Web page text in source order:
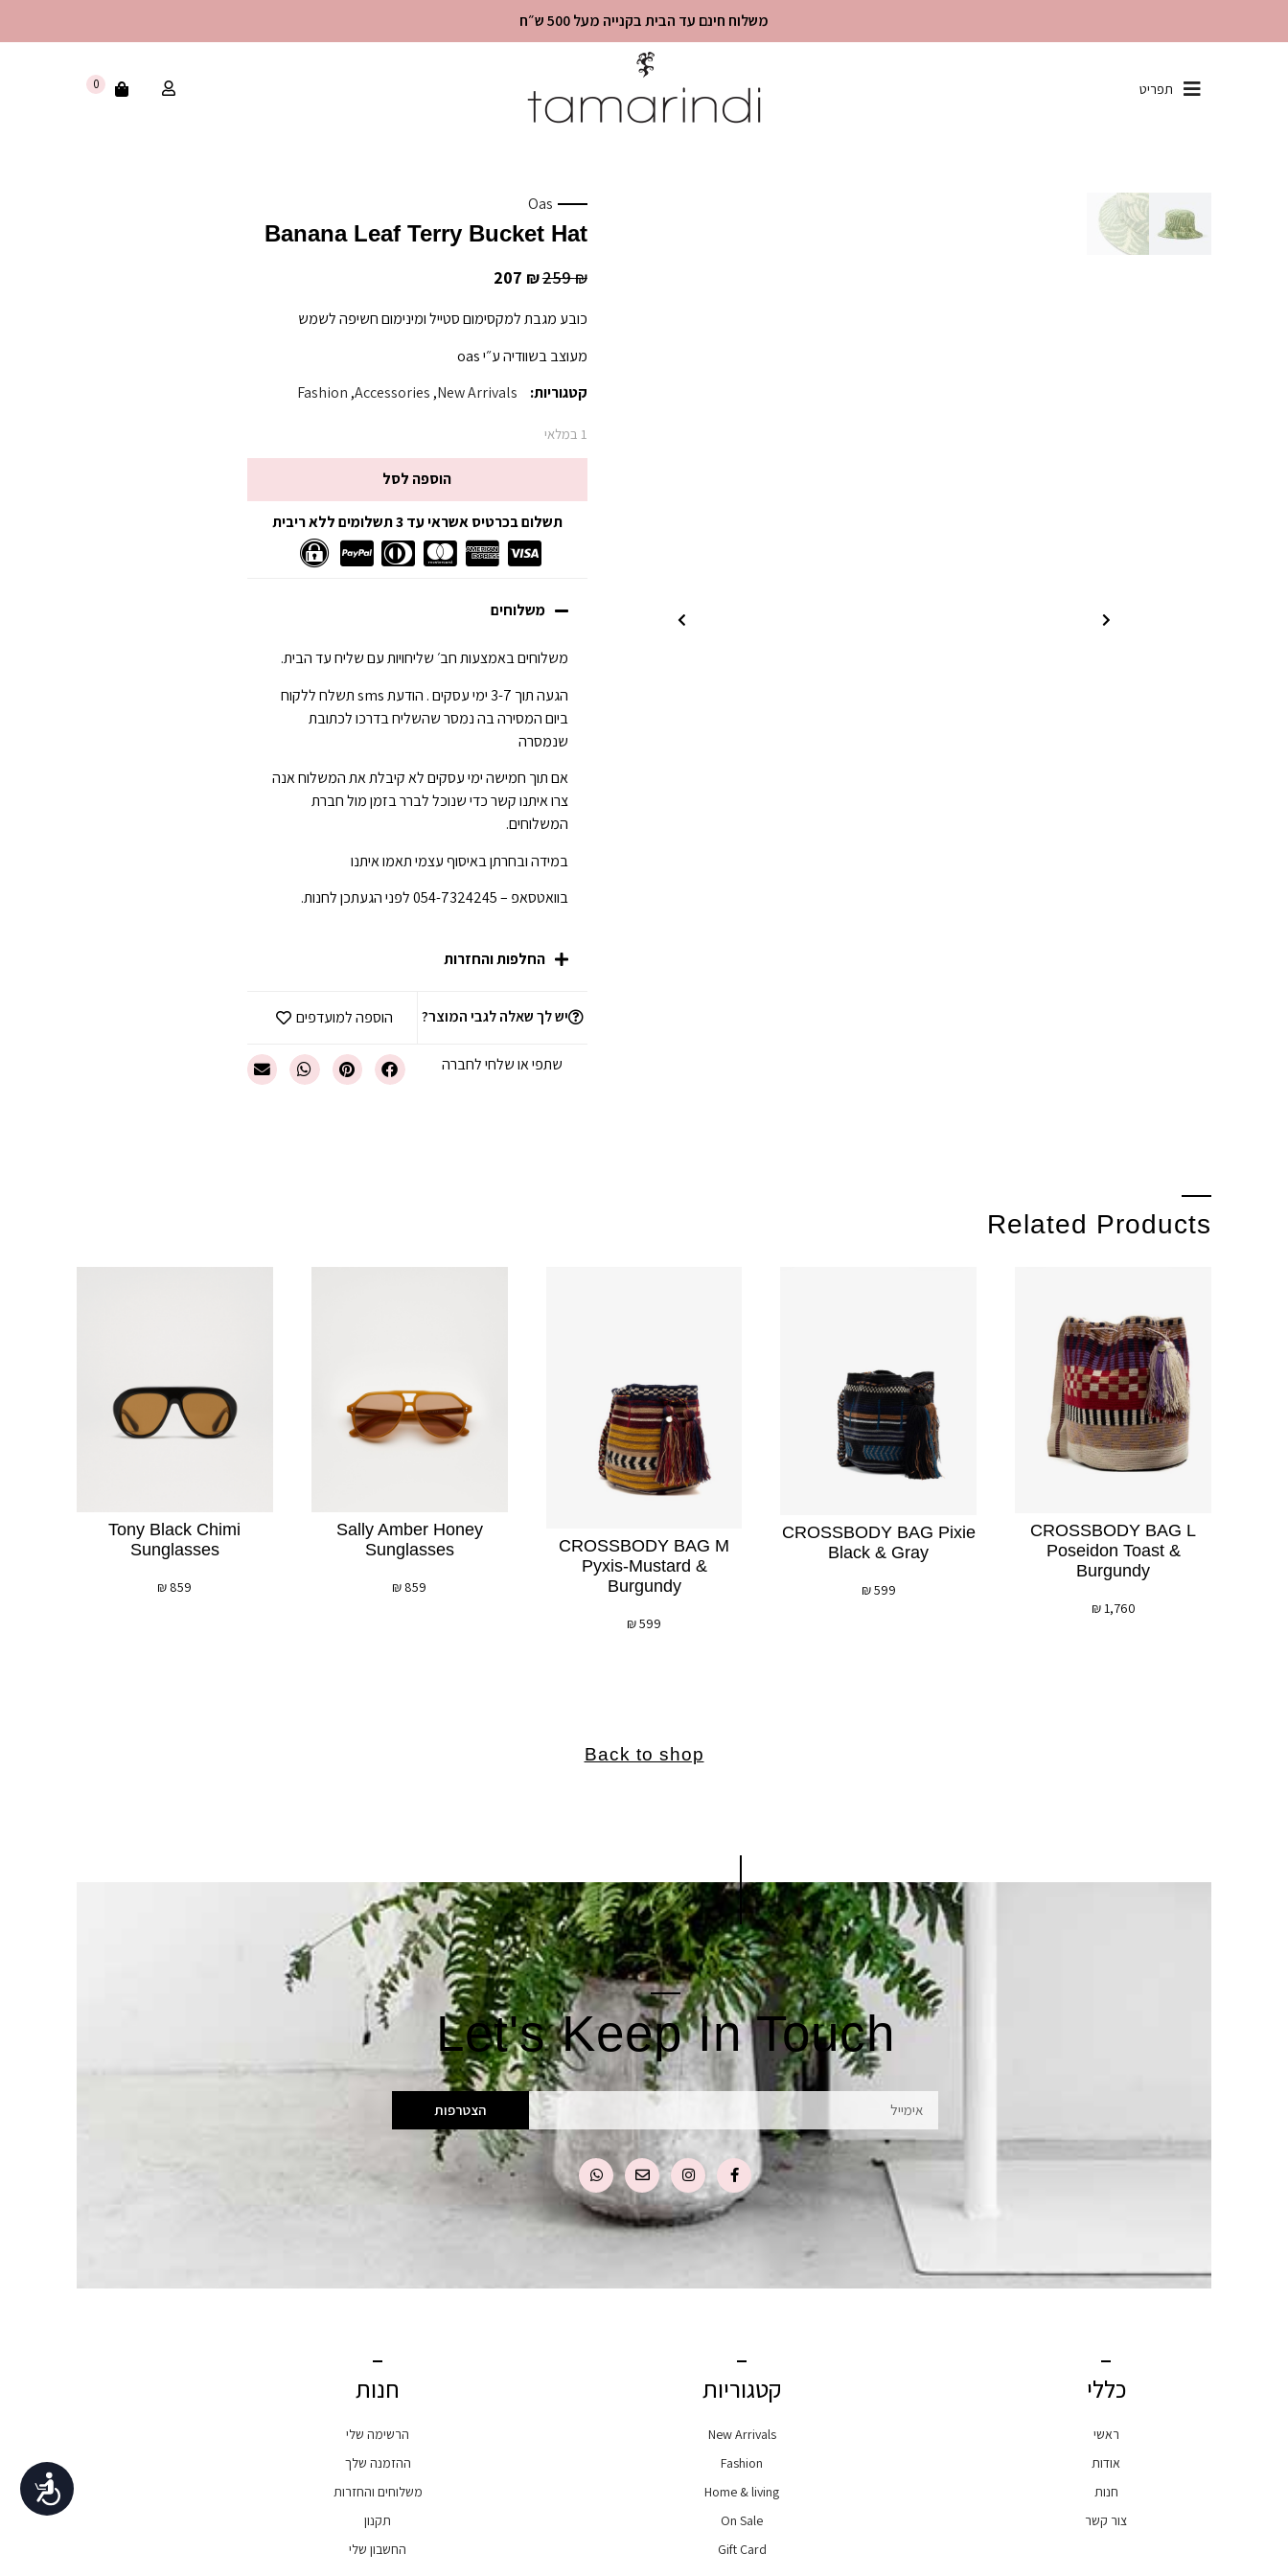
נגישות
משלוח חינם עד הבית בקנייה מעל 500 ש״ח
תפריט 0
Oas
Banana Leaf Terry Bucket Hat
259₪
207 ₪
כובע מגבת למקסימום סטייל ומינימום חשיפה לשמש
מעוצב בשוודיה ע״י oas
קטגוריות:
New Arrivals
,
Accessories
,
Fashion
1 במלאי
הוספה לסל
תשלום בכרטיס אשראי עד 3 תשלומים ללא ריבית
משלוחים
משלוחים באמצעות חב׳ שליחויות עם שליח עד הבית.
הגעה תוך 3-7 ימי עסקים . הודעת sms תשלח ללקוח
ביום המסירה בה נמסר שהשליח בדרכו לכתובת
שנמסרה
אם תוך חמישה ימי עסקים לא קיבלת את המשלוח אנה
צרו איתנו קשר כדי שנוכל לברר בזמן מול חברת
המשלוחים.
במידה ובחרתן באיסוף עצמי תאמו איתנו
בוואטסאפ – 054-7324245 לפני הגעתכן לחנות.
החלפות והחזרות
יש לך שאלה לגבי המוצר? הוספה למועדפים
שתפי או שלחי לחברה
Related Products
CROSSBODY BAG L
Poseidon Toast &
Burgundy
1,760
₪
CROSSBODY BAG Pixie
Black & Gray
599
₪
CROSSBODY BAG M
Pyxis-Mustard &
Burgundy
599
₪
Sally Amber Honey
Sunglasses
859
₪
Tony Black Chimi
Sunglasses
859
₪
Back to shop
Let's Keep In Touch
הצטרפות
כללי
ראשי
אודות
חנות
צור קשר
קטגוריות
New Arrivals
Fashion
Home & living
On Sale
Gift Card
חנות
הרשימה שלי
ההזמנה שלך
משלוחים והחזרות
תקנון
החשבון שלי